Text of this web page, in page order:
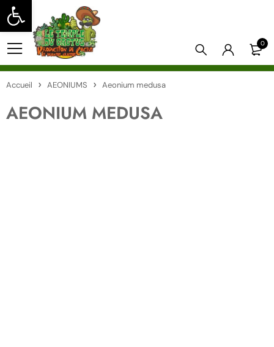
0
Accueil AEONIUMS Aeonium medusa
AEONIUM MEDUSA
Ouvrir la barre d’outils